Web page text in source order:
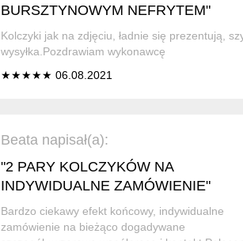
BURSZTYNOWYM NEFRYTEM"
Kolczyki jak na zdjęciu, ładnie się prezentują,
wysyłka.Pozdrawiam wykonawcę
★★★★★ 06.08.2021
Beata napisał(a):
"2 PARY KOLCZYKÓW NA
INDYWIDUALNE ZAMÓWIENIE"
Bardzo ciekawy efekt końcowy, indywidualne
zamówienie na bieżąco dogadywane